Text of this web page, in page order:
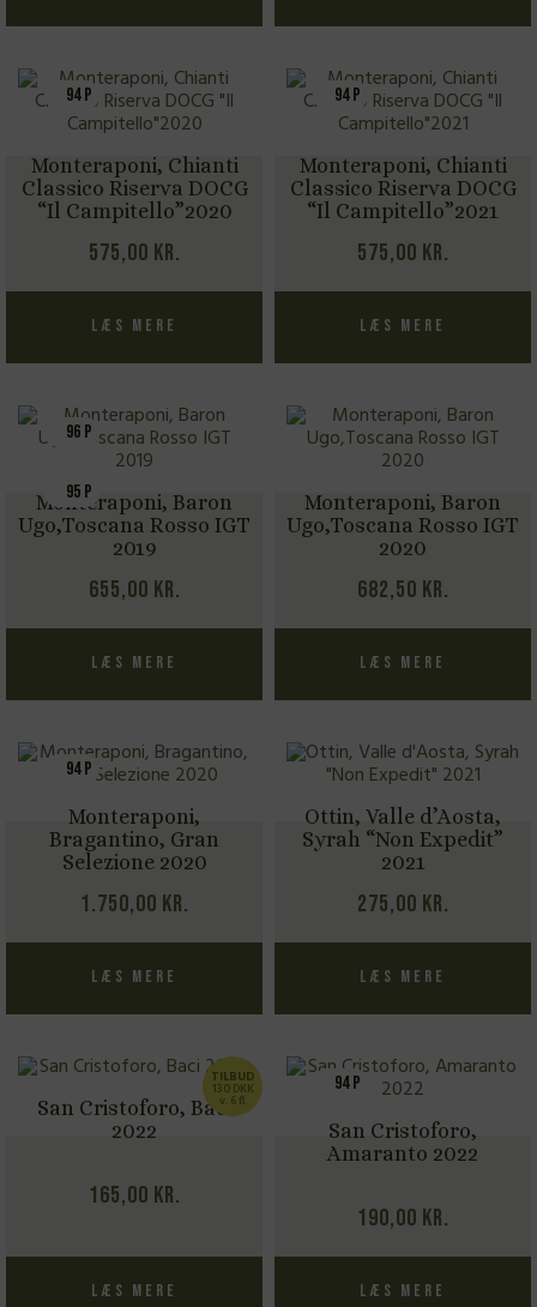
94 P
Monteraponi, Chianti
Classico Riserva DOCG
“Il Campitello”2020
575,00 kr.
Læs mere
94 P
Monteraponi, Chianti
Classico Riserva DOCG
“Il Campitello”2021
575,00 kr.
Læs mere
96 P
95 P
Monteraponi, Baron
Ugo,Toscana Rosso IGT
2019
655,00 kr.
Læs mere
Monteraponi, Baron
Ugo,Toscana Rosso IGT
2020
682,50 kr.
Læs mere
94 P
Monteraponi,
Bragantino, Gran
Selezione 2020
1.750,00 kr.
Læs mere
Ottin, Valle d’Aosta,
Syrah “Non Expedit”
2021
275,00 kr.
Læs mere
San Cristoforo, Baci
2022
165,00 kr.
TILBUD
130 DKK
v. 6 fl.
Læs mere
94 P
San Cristoforo,
Amaranto 2022
190,00 kr.
Læs mere